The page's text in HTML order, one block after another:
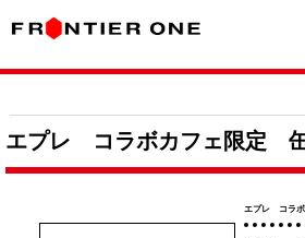
エプレ コラボカフェ限定
エプレ コラ